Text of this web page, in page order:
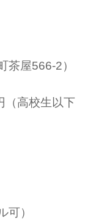
屋566-2）
高校生以下
）